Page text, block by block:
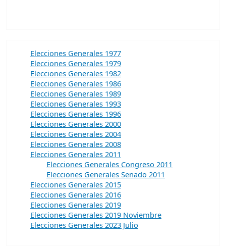
Elecciones Generales 1977
Elecciones Generales 1979
Elecciones Generales 1982
Elecciones Generales 1986
Elecciones Generales 1989
Elecciones Generales 1993
Elecciones Generales 1996
Elecciones Generales 2000
Elecciones Generales 2004
Elecciones Generales 2008
Elecciones Generales 2011
Elecciones Generales Congreso 2011
Elecciones Generales Senado 2011
Elecciones Generales 2015
Elecciones Generales 2016
Elecciones Generales 2019
Elecciones Generales 2019 Noviembre
Elecciones Generales 2023 Julio